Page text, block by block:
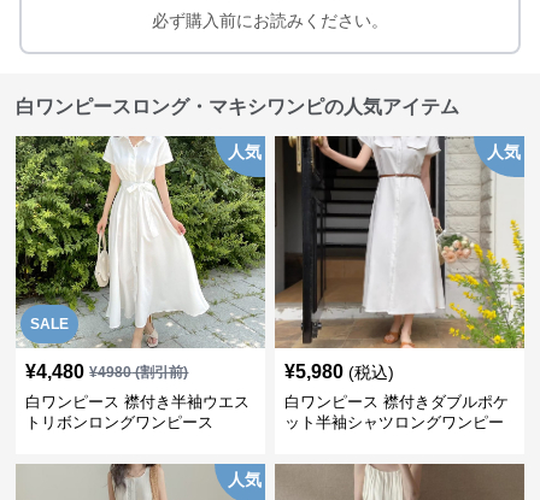
必ず購入前にお読みください。
白ワンピースロング・マキシワンピの人気アイテム
SALE
人気
¥4,480 ¥4980(割引前)
白ワンピース 襟付き半袖ウエス
トリボンロングワンピース
人気
¥5,980 (税込)
白ワンピース 襟付きダブルポケ
ット半袖シャツロングワンピー
人気